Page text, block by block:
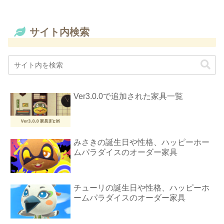
サイト内検索
Ver3.0.0で追加された家具一覧
みさきの誕生日や性格、ハッピーホー
ムパラダイスのオーダー家具
チューリの誕生日や性格、ハッピーホ
ームパラダイスのオーダー家具